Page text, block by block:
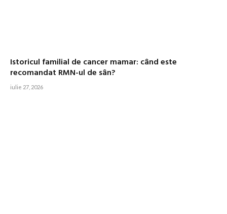
Istoricul familial de cancer mamar: când este
recomandat RMN-ul de sân?
iulie 27, 2026